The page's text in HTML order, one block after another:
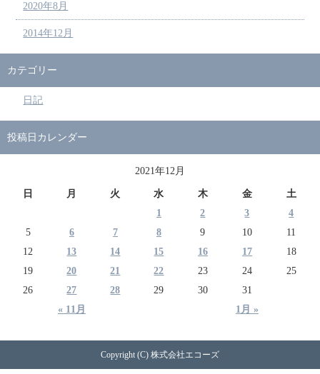
2020年8月
2014年12月
カテゴリー
日記
投稿日カレンダー
2021年12月
日 月 火 水 木 金 土
« 11月 1月 »
1 2 3
4
5
6 7 8 9 10
11
12
13 14 15 16 17
18
19
20 21 22 23 24
25
26
27 28 29 30 31
Copyright (C) 株式会社エコーズ